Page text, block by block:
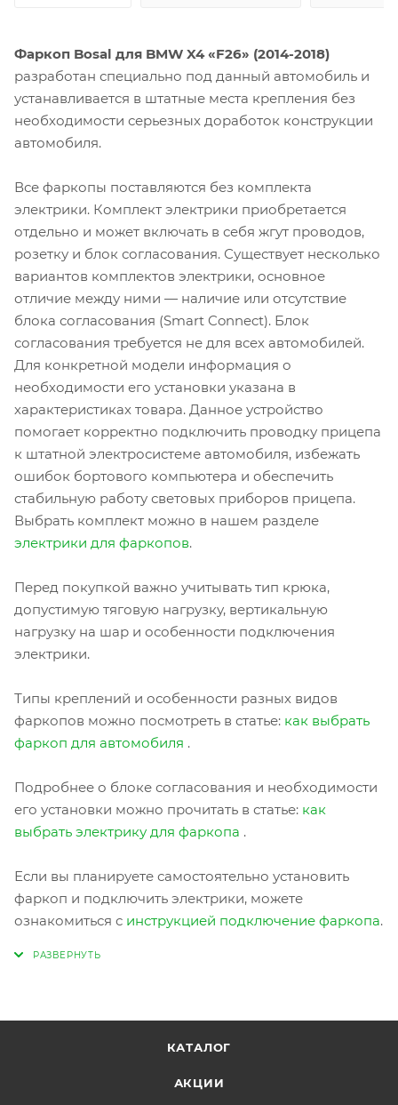
Фаркоп Bosal для BMW X4 «F26» (2014-2018)
разработан специально под данный автомобиль и
устанавливается в штатные места крепления без
необходимости серьезных доработок конструкции
автомобиля.
Все фаркопы поставляются без комплекта
электрики. Комплект электрики приобретается
отдельно и может включать в себя жгут проводов,
розетку и блок согласования. Существует несколько
вариантов комплектов электрики, основное
отличие между ними — наличие или отсутствие
блока согласования (Smart Connect). Блок
согласования требуется не для всех автомобилей.
Для конкретной модели информация о
необходимости его установки указана в
характеристиках товара. Данное устройство
помогает корректно подключить проводку прицепа
к штатной электросистеме автомобиля, избежать
ошибок бортового компьютера и обеспечить
стабильную работу световых приборов прицепа.
Выбрать комплект можно в нашем разделе
электрики для фаркопов.
Перед покупкой важно учитывать тип крюка,
допустимую тяговую нагрузку, вертикальную
нагрузку на шар и особенности подключения
электрики.
Типы креплений и особенности разных видов
фаркопов можно посмотреть в статье: как выбрать
фаркоп для автомобиля .
Подробнее о блоке согласования и необходимости
его установки можно прочитать в статье: как
выбрать электрику для фаркопа .
Если вы планируете самостоятельно установить
фаркоп и подключить электрики, можете
ознакомиться с инструкцией подключение фаркопа.
КАТАЛОГ
АКЦИИ